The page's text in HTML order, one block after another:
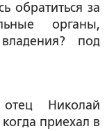
обратиться за
органы,
под
Николай
приехал в